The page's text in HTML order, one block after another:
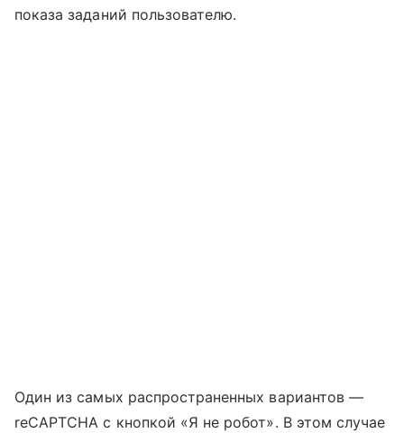
показа заданий пользователю.
Один из самых распространенных вариантов —
reCAPTCHA с кнопкой «Я не робот». В этом случае